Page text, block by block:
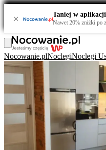
× Taniej w aplikacji
Nawet 20% zniżki po
Nocowanie.plNoclegiNoclegi